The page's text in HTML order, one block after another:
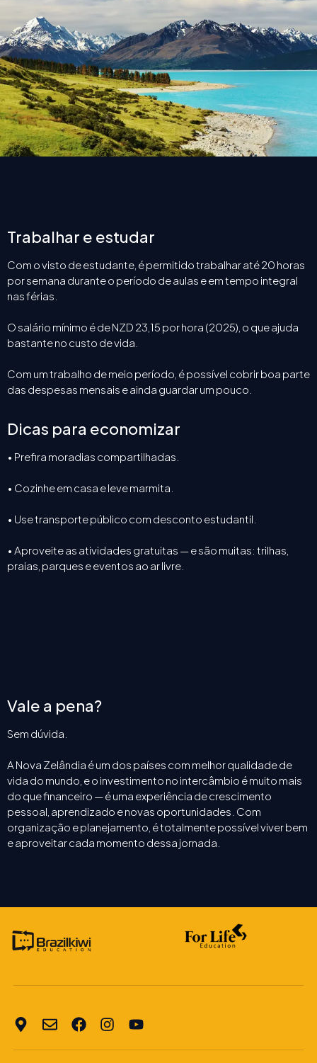
Trabalhar e estudar
Com o visto de estudante, é permitido trabalhar até 20 horas
por semana durante o período de aulas e em tempo integral
nas férias.
O salário mínimo é de NZD 23,15 por hora (2025), o que ajuda
bastante no custo de vida.
Com um trabalho de meio período, é possível cobrir boa parte
das despesas mensais e ainda guardar um pouco.
Dicas para economizar
• Prefira moradias compartilhadas.
• Cozinhe em casa e leve marmita.
• Use transporte público com desconto estudantil.
• Aproveite as atividades gratuitas — e são muitas: trilhas,
praias, parques e eventos ao ar livre.
Vale a pena?
Sem dúvida.
A Nova Zelândia é um dos países com melhor qualidade de
vida do mundo, e o investimento no intercâmbio é muito mais
do que financeiro — é uma experiência de crescimento
pessoal, aprendizado e novas oportunidades. Com
organização e planejamento, é totalmente possível viver bem
e aproveitar cada momento dessa jornada.